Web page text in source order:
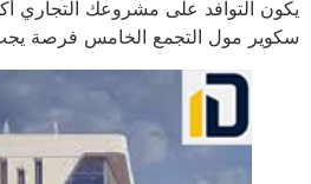
يكون التوافد على مشروعك التجاري
سكوير مول التجمع الخامس فرصة يجب